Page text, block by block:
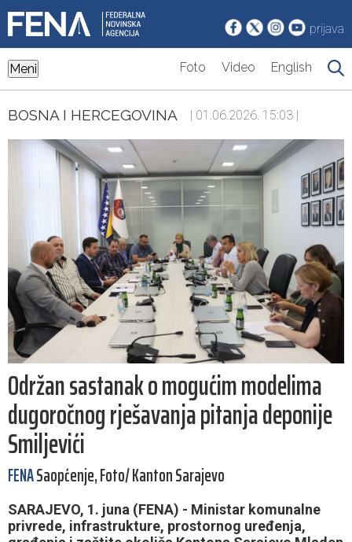
prijava
Meni Foto Video English
BOSNA I HERCEGOVINA | 01.06.2026. 15:03 |
Održan sastanak o mogućim modelima
dugoročnog rješavanja pitanja deponije
Smiljevići
FENASaopćenje, Foto/ Kanton Sarajevo
SARAJEVO, 1. juna (FENA) - Ministar komunalne
privrede, infrastrukture, prostornog uređenja,